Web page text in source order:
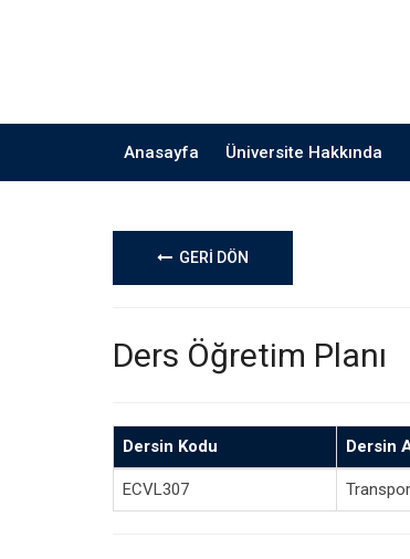
Anasayfa Üniversite Hakkında
GERİ DÖN
Ders Öğretim Planı
Dersin Kodu Dersin
ECVL307